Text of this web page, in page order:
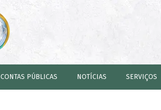
CONTAS PÚBLICAS NOTÍCIAS SERVIÇOS